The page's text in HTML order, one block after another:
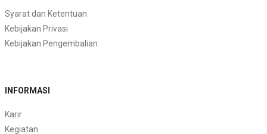
Syarat dan Ketentuan
Kebijakan Privasi
Kebijakan Pengembalian
INFORMASI
Karir
Kegiatan